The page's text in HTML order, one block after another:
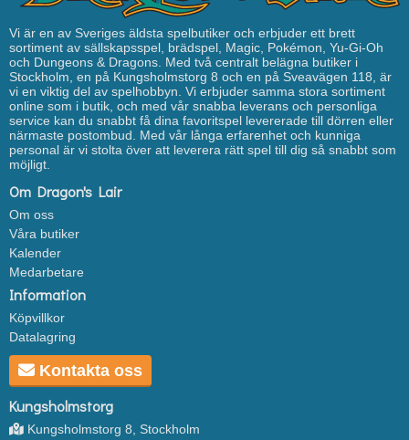
Vi är en av Sveriges äldsta spelbutiker och erbjuder ett brett
sortiment av sällskapsspel, brädspel, Magic, Pokémon, Yu-Gi-Oh
och Dungeons & Dragons. Med två centralt belägna butiker i
Stockholm, en på Kungsholmstorg 8 och en på Sveavägen 118, är
vi en viktig del av spelhobbyn. Vi erbjuder samma stora sortiment
online som i butik, och med vår snabba leverans och personliga
service kan du snabbt få dina favoritspel levererade till dörren eller
närmaste postombud. Med vår långa erfarenhet och kunniga
personal är vi stolta över att leverera rätt spel till dig så snabbt som
möjligt.
Om Dragon's Lair
Om oss
Våra butiker
Kalender
Medarbetare
Information
Köpvillkor
Datalagring
Kontakta oss
Kungsholmstorg
Kungsholmstorg 8, Stockholm